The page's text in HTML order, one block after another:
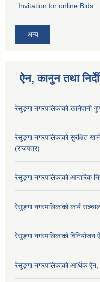
Invitation for online Bids
अन्य
ऐन, कानुन तथा
रेसुङ्गा नगरपालिकाको खानेपानी
रेसुङ्गा नगरपालिकाको सुरक्षित
(राजपत्र)
रेसुङ्गा नगरपालिकाको आन्तरिक
रेसुङ्गा नगरपालिकाको कार्य
रेसुङ्गा नगरपालिकाको
रेसुङ्गा नगरपालिकाको आर्थिक